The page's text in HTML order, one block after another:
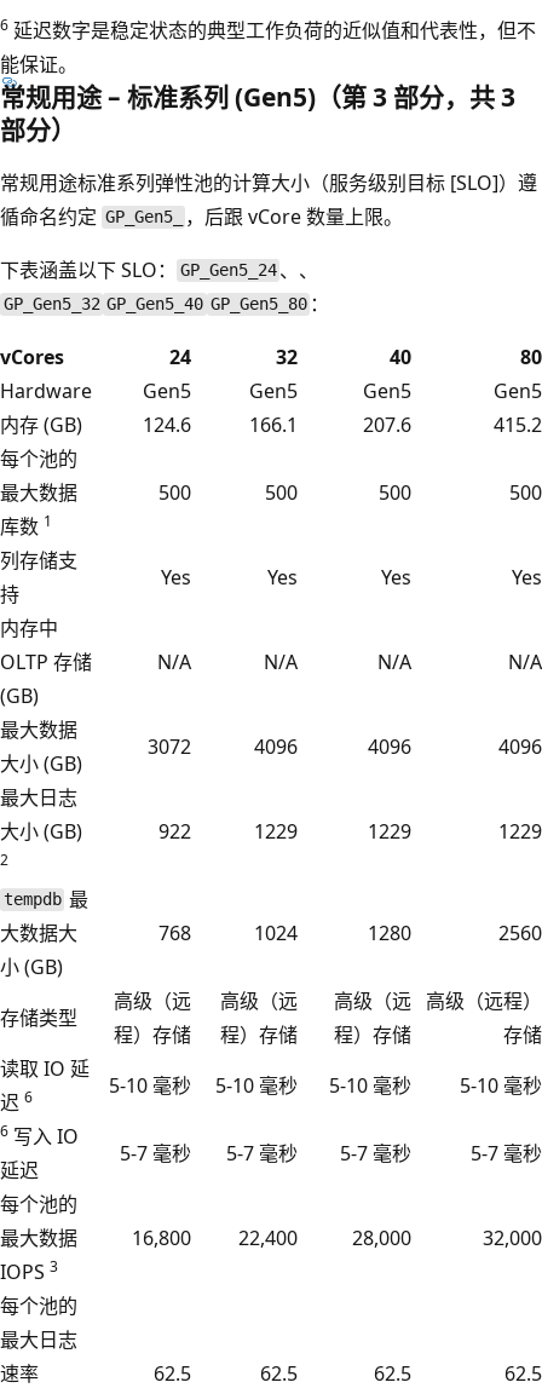
6 延迟数字是稳定状态的典型工作负荷的近似值和代表性，但不
能保证。
常规用途 – 标准系列 (Gen5)（第 3 部分，共 3
部分）
常规用途标准系列弹性池的计算大小（服务级别目标 [SLO]）遵
循命名约定 GP_Gen5_
，后跟 vCore 数量上限。
下表涵盖以下 SLO：
GP_Gen5_24 、、
GP_Gen5_32 GP_Gen5_40 GP_Gen5_80 ：
vCores
24 32 40
80
Hardware
Gen5 Gen5 Gen5
Gen5
内存 (GB)
124.6 166.1 207.6
415.2
每个池的
最大数据
库数 1
500 500 500 500
列存储支
持
Yes Yes Yes
Yes
内存中
OLTP 存储
(GB)
N/A N/A N/A N/A
最大数据
大小 (GB)
3072 4096 4096
4096
最大日志
大小 (GB)
2
922 1229 1229 1229
tempdb 最
大数据大
小 (GB)
768 1024 1280 2560
存储类型
高级（远
程）存储
高级（远
程）存储
高级（远
程）存储
高级（远程）
存储
读取 IO 延
迟 6 5-10 毫秒 5-10 毫秒 5-10 毫秒 5-10 毫秒
6 写入 IO
延迟
5-7 毫秒 5-7 毫秒 5-7 毫秒
5-7 毫秒
每个池的
最大数据
IOPS 3
16,800 22,400 28,000 32,000
每个池的
最大日志
速率
62.5 62.5 62.5 62.5